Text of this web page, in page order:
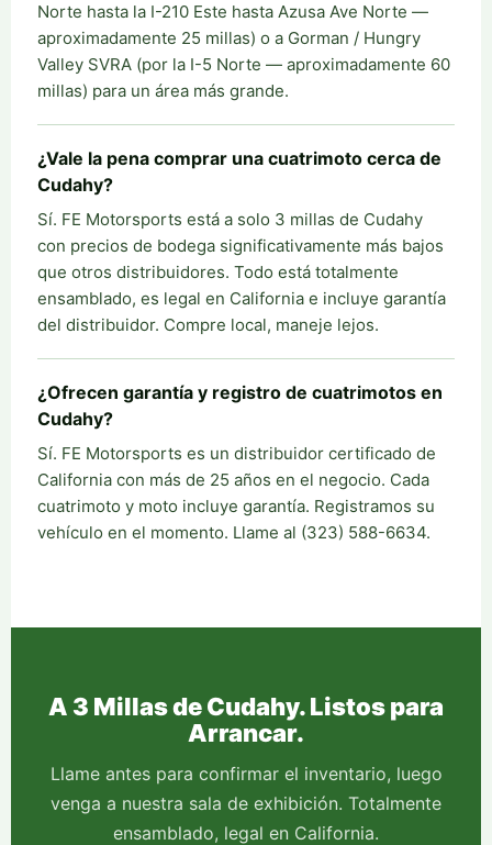
Norte hasta la I-210 Este hasta Azusa Ave Norte —
aproximadamente 25 millas) o a Gorman / Hungry
Valley SVRA (por la I-5 Norte — aproximadamente 60
millas) para un área más grande.
¿Vale la pena comprar una cuatrimoto cerca de
Cudahy?
Sí. FE Motorsports está a solo 3 millas de Cudahy
con precios de bodega significativamente más bajos
que otros distribuidores. Todo está totalmente
ensamblado, es legal en California e incluye garantía
del distribuidor. Compre local, maneje lejos.
¿Ofrecen garantía y registro de cuatrimotos en
Cudahy?
Sí. FE Motorsports es un distribuidor certificado de
California con más de 25 años en el negocio. Cada
cuatrimoto y moto incluye garantía. Registramos su
vehículo en el momento. Llame al (323) 588-6634.
A 3 Millas de Cudahy. Listos para
Arrancar.
Llame antes para confirmar el inventario, luego
venga a nuestra sala de exhibición. Totalmente
ensamblado, legal en California.